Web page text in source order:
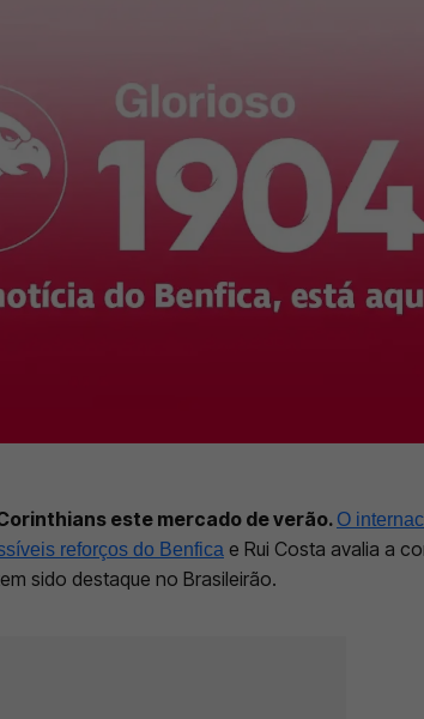
este mercado de verão. O
reforços do Benfica e Rui Costa avalia a
sido destaque no Brasileirão.